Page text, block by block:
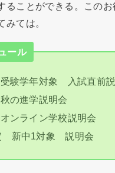
ることができる。この
みては。
ール
験学年対象 入試直前
の進学説明会
ンライン学校説明会
新中1対象 説明会